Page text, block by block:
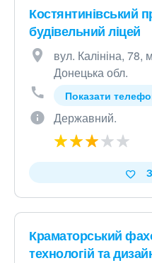
Костянтинівський
будівельний ліцей
вул. Калініна, 78,
Донецька обл.
Показати
Державний.
Краматорський
технологій та